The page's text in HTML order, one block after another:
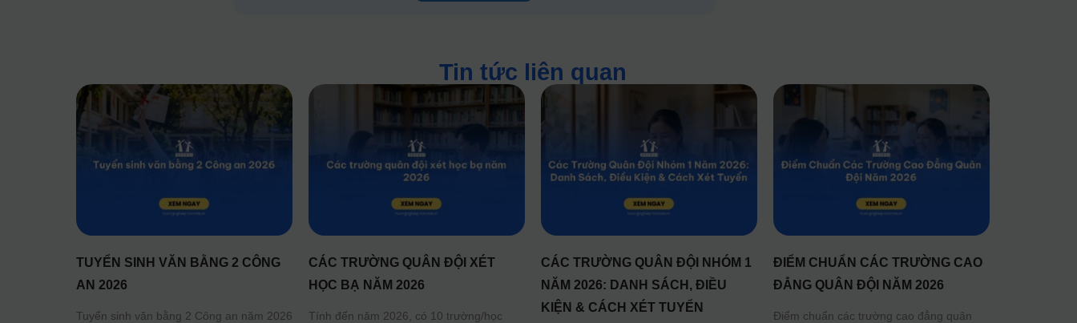
Tin tức liên quan
TUYỂN SINH VĂN BẰNG 2 CÔNG
AN 2026
Tuyển sinh văn bằng 2 Công an năm 2026
CÁC TRƯỜNG QUÂN ĐỘI XÉT
HỌC BẠ NĂM 2026
Tính đến năm 2026, có 10 trường/học
CÁC TRƯỜNG QUÂN ĐỘI NHÓM 1
NĂM 2026: DANH SÁCH, ĐIỀU
KIỆN & CÁCH XÉT TUYỂN
ĐIỂM CHUẨN CÁC TRƯỜNG CAO
ĐẲNG QUÂN ĐỘI NĂM 2026
Điểm chuẩn các trường cao đẳng quân